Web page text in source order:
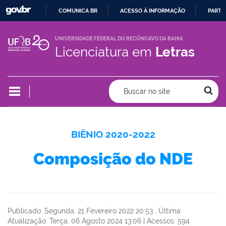
PARA
O
COMUNICA BR ACESSO À INFORMAÇÃO
UNIVERSIDADE FEDERAL DO RECÔNCAVO DA BAHIA
Licenciatura em Letras
Buscar no site
BIÊNIO 2020-2022
Composição do NDE
Publicado: Segunda, 21 Fevereiro 2022 20:53
Última
Atualização: Terça, 06 Agosto 2024 13:06 | Acessos: 594